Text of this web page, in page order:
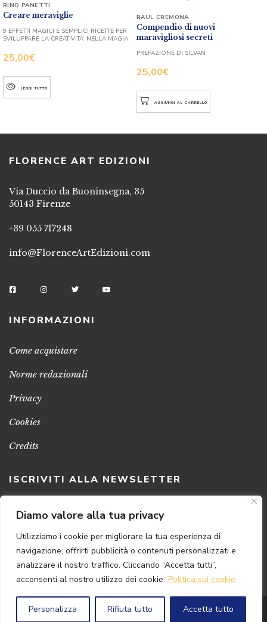
Diamo valore alla tua privacy
Utilizziamo i cookie per migliorare la tua esperienza di
navigazione, offrirti pubblicità o contenuti personalizzati e
analizzare il nostro traffico. Cliccando “Accetta tutti”,
acconsenti al nostro utilizzo dei cookie. Politica sui cookie
Personalizza Rifiuta tutto Accetta tutto
Creare meraviglie
25,00€
RINO PANETTI
9 EFFETTI MAGICI E SEMPLICI RICETTE PER
SVILUPPARE LA CREATIVITA’ NELLA MAGIA
LEGGI TUTTO
Compendio di nuovi
maravigliosi secreti
25,00€
RAUL CREMONA
PREFAZIONE DI SILVAN
AGGIUNGI AL CARRELLO
FLORENCE ART EDIZIONI
Via Duccio da Buoninsegna, 35
50143 Firenze
+39 055 717248
info@FlorenceArtEdizioni.com
INFORMAZIONI
Come acquistare
Norme redazionali
Privacy
Cookies
Credits
ISCRIVITI ALLA NEWSLETTER
Clicca sul pulsante per ricevere le nostre ultime novità,
notizie e promozioni
ISCRIVITI ADESSO
© 2024 FlorenceArtEdizioni | P.IVA 04813630482